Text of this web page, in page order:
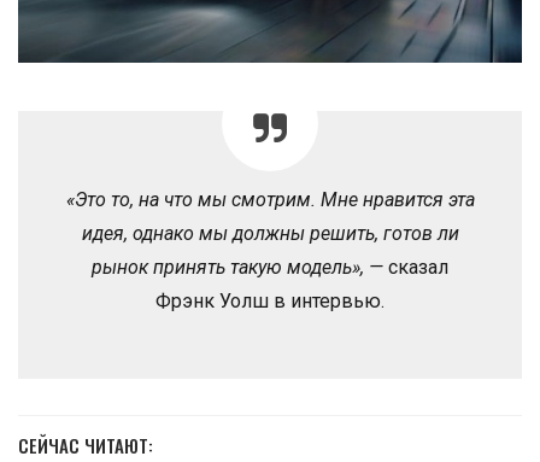
«Это то, на что мы смотрим. Мне нравится эта
идея, однако мы должны решить, готов ли
рынок принять такую модель», — сказал
Фрэнк Уолш в интервью.
СЕЙЧАС ЧИТАЮТ: